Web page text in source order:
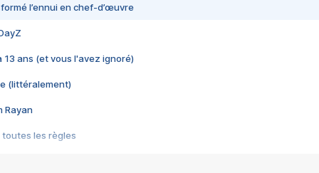
l’ennui en chef-d’œuvre
13 ans (et vous l'avez ignoré)
(littéralement)
Rayan
toutes les règles